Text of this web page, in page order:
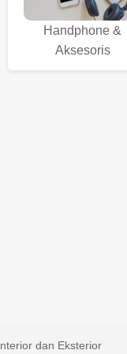
Handphone &
Aksesoris
dan Eksterior